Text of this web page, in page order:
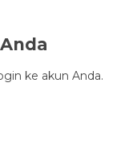
ke akun Anda.